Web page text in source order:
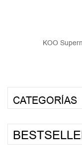
KOO
CATEGORÍAS